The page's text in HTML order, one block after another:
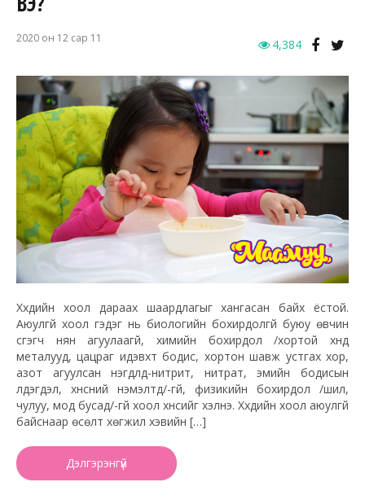
2020 он 12 сар 11 4,384
Хүүхдийн хоол дараах шаардлагыг хангасан байх ёстой.
Аюулгүй хоол гэдэг нь биологийн бохирдолгүй буюу өвчин
үүсгэгч нян агуулаагүй, химийн бохирдол /хортой хүнд
металууд, цацраг идэвхт бодис, хортон шавж устгах хор,
азот агуулсан нэгдлүүд-нитрит, нитрат, эмийн бодисын
үлдэгдэл, хүнсний нэмэлтүүд/-гүй, физикийн бохирдол /шил,
чулуу, мод бусад/-гүй хоол хүнсийг хэлнэ. Хүүхдийн хоол аюулгүй
байснаар өсөлт хөгжил хэвийн […]
Дэлгэрэнгүй